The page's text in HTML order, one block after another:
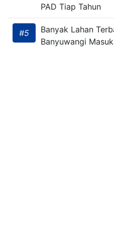
PAD Tiap Tahun
#5
Banyak Lahan
Banyuwangi